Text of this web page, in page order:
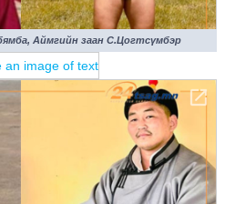
Аймгийн заан С.Цогтсүмбэр